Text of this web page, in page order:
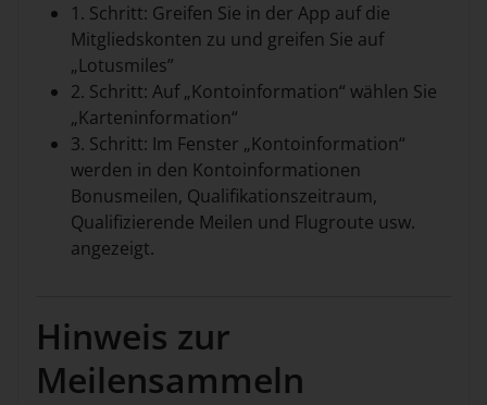
1. Schritt: Greifen Sie in der App auf die
Mitgliedskonten zu und greifen Sie auf
„Lotusmiles”
2. Schritt: Auf „Kontoinformation“ wählen Sie
„Karteninformation“
3. Schritt: Im Fenster „Kontoinformation“
werden in den Kontoinformationen
Bonusmeilen, Qualifikationszeitraum,
Qualifizierende Meilen und Flugroute usw.
angezeigt.
Hinweis zur
Meilensammeln